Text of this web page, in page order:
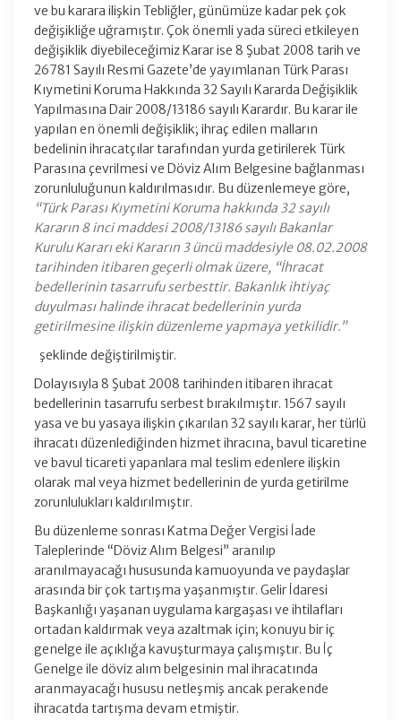
ve bu karara ilişkin Tebliğler, günümüze kadar pek çok
değişikliğe uğramıştır. Çok önemli yada süreci etkileyen
değişiklik diyebileceğimiz Karar ise 8 Şubat 2008 tarih ve
26781 Sayılı Resmi Gazete’de yayımlanan Türk Parası
Kıymetini Koruma Hakkında 32 Sayılı Kararda Değişiklik
Yapılmasına Dair 2008/13186 sayılı Karardır. Bu karar ile
yapılan en önemli değişiklik; ihraç edilen malların
bedelinin ihracatçılar tarafından yurda getirilerek Türk
Parasına çevrilmesi ve Döviz Alım Belgesine bağlanması
zorunluluğunun kaldırılmasıdır. Bu düzenlemeye göre,
“Türk Parası Kıymetini Koruma hakkında 32 sayılı
Kararın 8 inci maddesi 2008/13186 sayılı Bakanlar
Kurulu Kararı eki Kararın 3 üncü maddesiyle 08.02.2008
tarihinden itibaren geçerli olmak üzere, “İhracat
bedellerinin tasarrufu serbesttir. Bakanlık ihtiyaç
duyulması halinde ihracat bedellerinin yurda
getirilmesine ilişkin düzenleme yapmaya yetkilidir.”
şeklinde değiştirilmiştir.
Dolayısıyla 8 Şubat 2008 tarihinden itibaren ihracat
bedellerinin tasarrufu serbest bırakılmıştır. 1567 sayılı
yasa ve bu yasaya ilişkin çıkarılan 32 sayılı karar, her türlü
ihracatı düzenlediğinden hizmet ihracına, bavul ticaretine
ve bavul ticareti yapanlara mal teslim edenlere ilişkin
olarak mal veya hizmet bedellerinin de yurda getirilme
zorunlulukları kaldırılmıştır.
Bu düzenleme sonrası Katma Değer Vergisi İade
Taleplerinde “Döviz Alım Belgesi” aranılıp
aranılmayacağı hususunda kamuoyunda ve paydaşlar
arasında bir çok tartışma yaşanmıştır. Gelir İdaresi
Başkanlığı yaşanan uygulama kargaşası ve ihtilafları
ortadan kaldırmak veya azaltmak için; konuyu bir iç
genelge ile açıklığa kavuşturmaya çalışmıştır. Bu İç
Genelge ile döviz alım belgesinin mal ihracatında
aranmayacağı hususu netleşmiş ancak perakende
ihracatda tartışma devam etmiştir.